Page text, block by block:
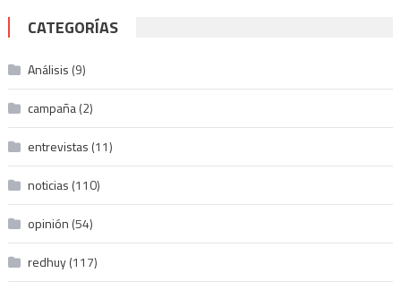
CATEGORÍAS
Análisis (9)
campaña(2)
entrevistas (11)
noticias (110)
opinión (54)
redhuy(117)